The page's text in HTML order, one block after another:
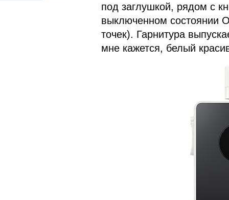
под заглушкой, рядом с
выключенном состоянии
точек). Гарнитура
мне кажется, белый